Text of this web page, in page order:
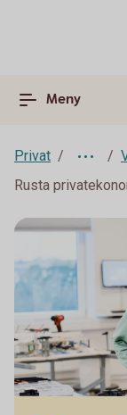
Meny
Privat
Rusta